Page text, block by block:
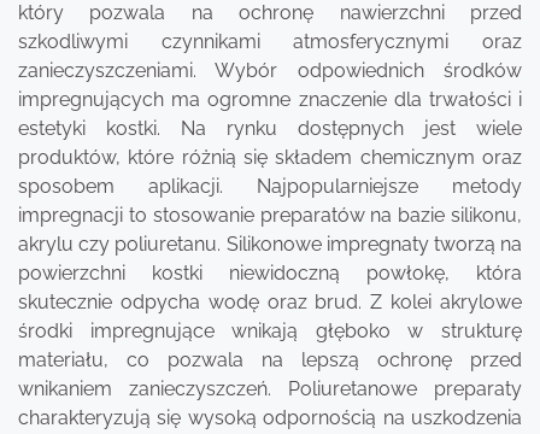
który pozwala na ochronę nawierzchni przed
szkodliwymi czynnikami atmosferycznymi oraz
zanieczyszczeniami. Wybór odpowiednich środków
impregnujących ma ogromne znaczenie dla trwałości i
estetyki kostki. Na rynku dostępnych jest wiele
produktów, które różnią się składem chemicznym oraz
sposobem aplikacji. Najpopularniejsze metody
impregnacji to stosowanie preparatów na bazie silikonu,
akrylu czy poliuretanu. Silikonowe impregnaty tworzą na
powierzchni kostki niewidoczną powłokę, która
skutecznie odpycha wodę oraz brud. Z kolei akrylowe
środki impregnujące wnikają głęboko w strukturę
materiału, co pozwala na lepszą ochronę przed
wnikaniem zanieczyszczeń. Poliuretanowe preparaty
charakteryzują się wysoką odpornością na uszkodzenia